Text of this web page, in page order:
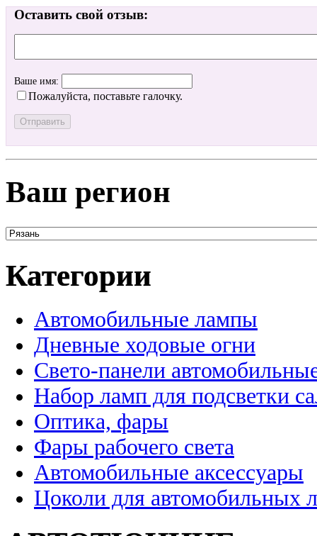
Оставить свой отзыв:
Ваше имя:
Пожалуйста, поставьте галочку.
Ваш регион
Категории
Автомобильные лампы
Дневные ходовые огни
Свето-панели
Набор ламп для подсветки
Оптика, фары
Фары рабочего света
Автомобильные аксессуары
Цоколи для автомобильных